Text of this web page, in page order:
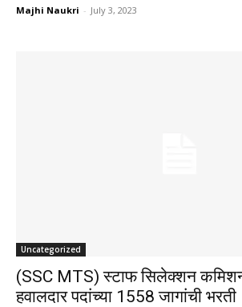
Majhi Naukri - July 3, 2023
Uncategorized
(SSC MTS) स्टाफ सिलेक्शन
हवालदार पदांच्या 1558 जागांची भरती